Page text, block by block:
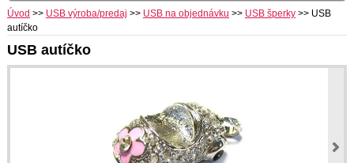
Úvod >> USB výroba/predaj >> USB na objednávku >> USB šperky >> USB
autíčko
USB autíčko